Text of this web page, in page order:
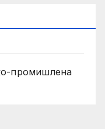
промишлена